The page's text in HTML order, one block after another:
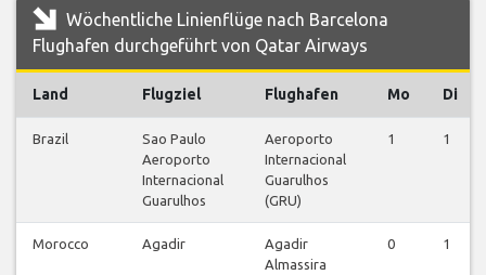
Wöchentliche Linienflüge nach Barcelona
Flughafen durchgeführt von Qatar Airways
Land Flugziel Flughafen Mo Di
Brazil
Sao Paulo
Aeroporto
Internacional
Guarulhos
Aeroporto
Internacional
Guarulhos
(GRU)
1 1
Morocco Agadir
Agadir
Almassira
0 1